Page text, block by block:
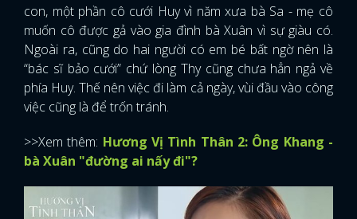
con, một phần cô cưới Huy vì năm xưa bà Sa - mẹ cô
muốn cô được gả vào gia đình bà Xuân vì sự giàu có.
Ngoài ra, cũng do hai người có em bé bất ngờ nên là
“bác sĩ bảo cưới” chứ lòng Thy cũng chưa hẳn ngả về
phía Huy. Thế nên việc đi làm cả ngày, vùi đầu vào công
việc cũng là để trốn tránh.
>>Xem thêm: Hương Vị Tình Thân 2: Ông Khang -
bà Xuân "đường ai nấy đi"?